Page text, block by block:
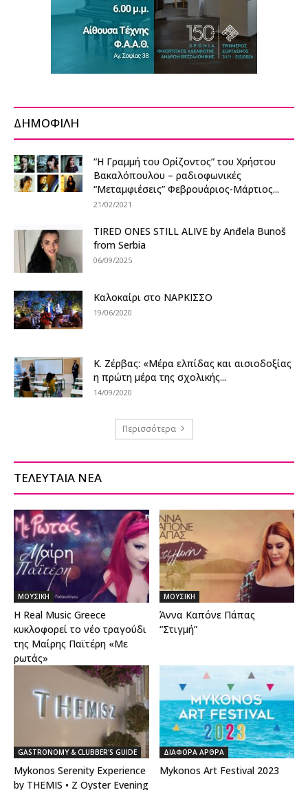
ΔΗΜΟΦΙΛΗ
“Η Γραμμή του Ορίζοντος” του Χρήστου
Βακαλόπουλου – ραδιοφωνικές
“Μεταμφιέσεις” Φεβρουάριος-Μάρτιος...
21/02/2021
TIRED ONES STILL ALIVE by Anđela Bunoš
from Serbia
06/09/2025
Καλοκαίρι στο ΝΑΡΚΙΣΣΟ
19/06/2020
Κ. Ζέρβας: «Μέρα ελπίδας και αισιοδοξίας
η πρώτη μέρα της σχολικής...
14/09/2020
Περισσότερα
ΤΕΛΕΥΤΑΙΑ ΝΕΑ
ΜΟΥΣΙΚΗ
Η Real Music Greece
κυκλοφορεί το νέο τραγούδι
της Μαίρης Παϊτέρη «Με
ρωτάς»
ΜΟΥΣΙΚΗ
Άννα Καπόνε Πάπας
“Στιγμή”
GASTRONOMY & CLUBBER'S GUIDE
Mykonos Serenity Experience
by THEMIS • Z Oyster Evening
ΔΙΑΦΟΡΑ ΑΡΘΡΑ
Mykonos Art Festival 2023